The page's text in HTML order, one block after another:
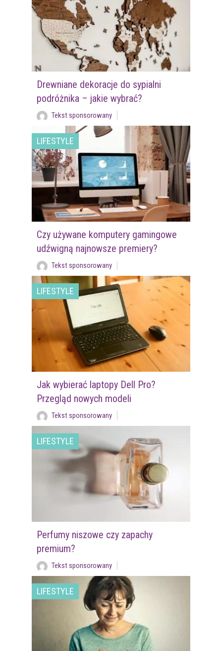
Drewniane dekoracje do sypialni
podróżnika – jakie wybrać?
Tekst sponsorowany
LIFESTYLE
Czy używane komputery gamingowe
udźwigną najnowsze premiery?
Tekst sponsorowany
LIFESTYLE
Jak wybierać laptopy Dell Pro?
Przegląd nowych modeli
Tekst sponsorowany
LIFESTYLE
Perfumy niszowe czy zapachy
premium?
Tekst sponsorowany
LIFESTYLE